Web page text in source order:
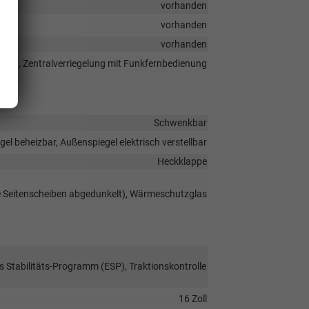
vorhanden
vorhanden
vorhanden
Zentralverriegelung mit Funkfernbedienung
Schwenkbar
beheizbar, Außenspiegel elektrisch verstellbar
Heckklappe
abgedunkelt), Wärmeschutzglas
Stabilitäts-Programm (ESP), Traktionskontrolle
16 Zoll